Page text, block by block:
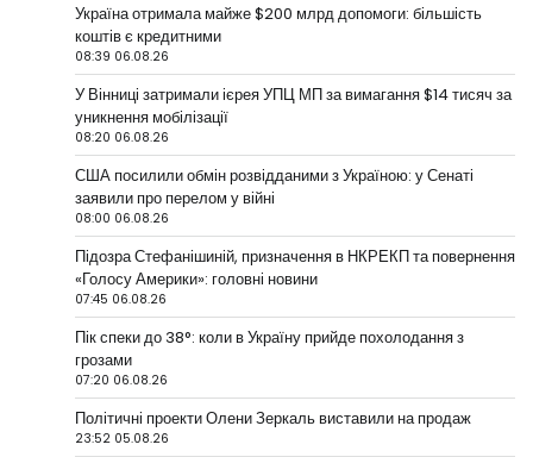
Україна отримала майже $200 млрд допомоги: більшість
коштів є кредитними
08:39 06.08.26
У Вінниці затримали ієрея УПЦ МП за вимагання $14 тисяч за
уникнення мобілізації
08:20 06.08.26
США посилили обмін розвідданими з Україною: у Сенаті
заявили про перелом у війні
08:00 06.08.26
Підозра Стефанішиній, призначення в НКРЕКП та повернення
«Голосу Америки»: головні новини
07:45 06.08.26
Пік спеки до 38°: коли в Україну прийде похолодання з
грозами
07:20 06.08.26
Політичні проекти Олени Зеркаль виставили на продаж
23:52 05.08.26